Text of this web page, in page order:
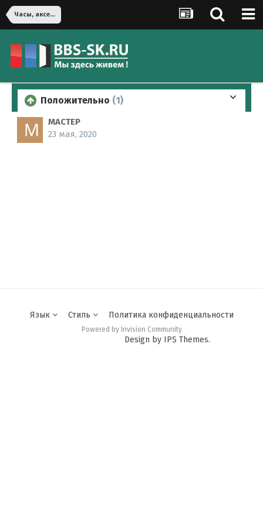
Часы, аксессуары и ювелирные изделия
Положительно (1)
MACTEP
23 мая, 2020
Язык Стиль Политика конфиденциальности
Powered by Invision Community
Design by IPS Themes.